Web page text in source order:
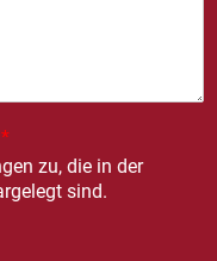
*
zu, die in der
sind.